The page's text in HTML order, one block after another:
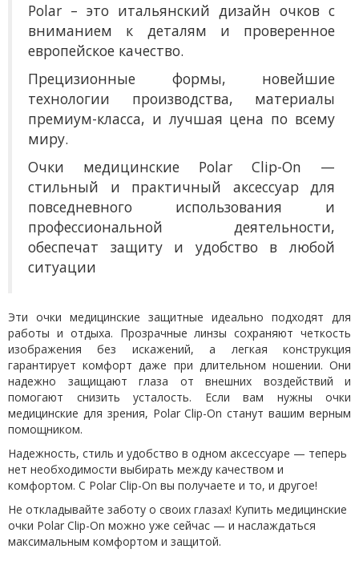
Polar – это итальянский дизайн очков с
вниманием к деталям и проверенное
европейское качество.
Прецизионные формы, новейшие
технологии производства, материалы
премиум-класса, и лучшая цена по всему
миру.
Очки медицинские Polar Clip-On —
стильный и практичный аксессуар для
повседневного использования и
профессиональной деятельности,
обеспечат защиту и удобство в любой
ситуации
Эти очки медицинские защитные идеально подходят для
работы и отдыха. Прозрачные линзы сохраняют четкость
изображения без искажений, а легкая конструкция
гарантирует комфорт даже при длительном ношении. Они
надежно защищают глаза от внешних воздействий и
помогают снизить усталость. Если вам нужны очки
медицинские для зрения, Polar Clip-On станут вашим верным
помощником.
Надежность, стиль и удобство в одном аксессуаре — теперь
нет необходимости выбирать между качеством и
комфортом. С Polar Clip-On вы получаете и то, и другое!
Не откладывайте заботу о своих глазах! Купить медицинские
очки Polar Clip-On можно уже сейчас — и наслаждаться
максимальным комфортом и защитой.